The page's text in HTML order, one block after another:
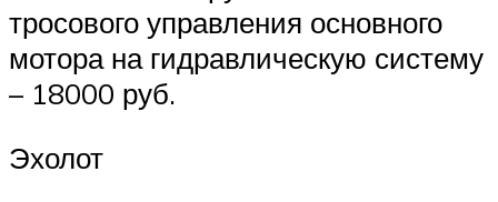
тросового управления основного
мотора на гидравлическую систему
– 18000 руб.
Эхолот